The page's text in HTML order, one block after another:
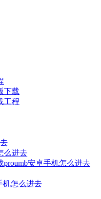
下载
工程
么进去
proumb安卓手机怎么进去
机怎么进去